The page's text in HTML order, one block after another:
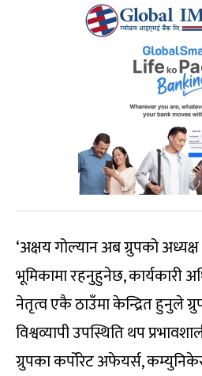
‘अक्षय गोल्यान अब ग्रुपको
भूमिकामा रहनुहुनेछ, कार्यकारी
नेतृत्व एकै ठाउँमा केन्द्रित हुनुले
विश्वव्यापी उपस्थिति थप
ग्रुपका कर्पोरेट अफेयर्स,